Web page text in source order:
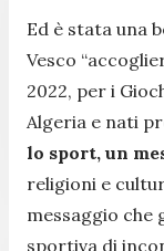
Ed è stata una
Vesco
2022, per i
Algeria e nati
lo sport, un
religioni e
messaggio che
sportiva di